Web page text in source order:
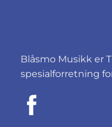
Blåsmo Musikk er
spesialforretning